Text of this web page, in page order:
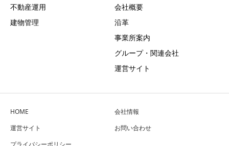
不動産運用
建物管理
会社概要
沿革
事業所案内
グループ・関連会社
運営サイト
HOME
会社情報
運営サイト
お問い合わせ
プライバシーポリシー